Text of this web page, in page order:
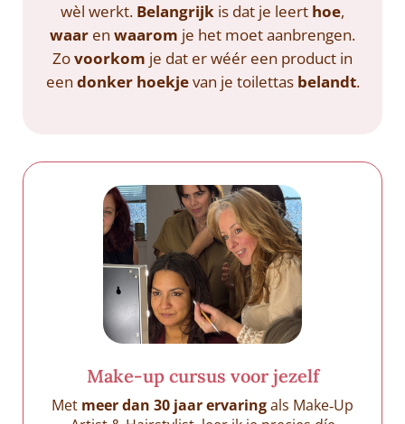
wèl werkt. Belangrijk is dat je leert hoe,
waar en waarom je het moet aanbrengen.
Zovoorkom je dat er wéér een product in
een donker hoekjevan je toilettas belandt.
Make‑up cursus voor jezelf
Met meer dan 30 jaar ervaringals Make‑Up